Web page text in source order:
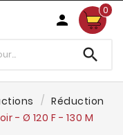

0

Réduction
- Ø 120 F - 130 M